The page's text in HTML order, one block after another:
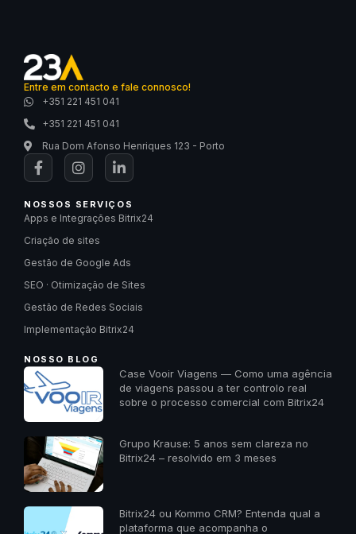
Entre em contacto e fale connosco!
+351 221 451 041
+351 221 451 041
Rua Dom Afonso Henriques 123 - Porto
NOSSOS SERVIÇOS
Apps e Integrações Bitrix24
Criação de sites
Gestão de Google Ads
SEO · Otimização de Sites
Gestão de Redes Sociais
Implementação Bitrix24
NOSSO BLOG
Case Vooir Viagens — Como uma agência
de viagens passou a ter controlo real
sobre o processo comercial com Bitrix24
Grupo Krause: 5 anos sem clareza no
Bitrix24 – resolvido em 3 meses
Bitrix24 ou Kommo CRM? Entenda qual a
plataforma que acompanha o